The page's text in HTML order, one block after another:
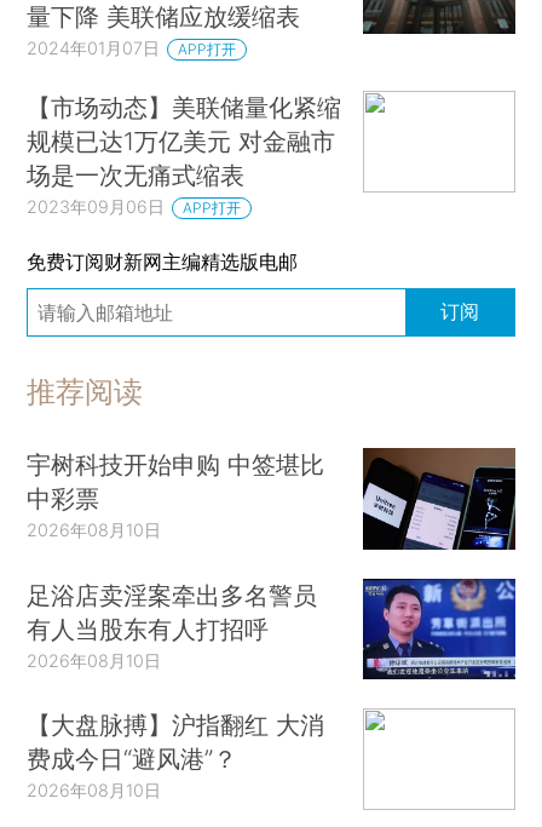
量下降 美联储应放缓缩表
2024年01月07日 APP打开
【市场动态】美联储量化紧缩
规模已达1万亿美元 对金融市
场是一次无痛式缩表
2023年09月06日 APP打开
免费订阅财新网主编精选版电邮
订阅
推荐阅读
宇树科技开始申购 中签堪比
中彩票
2026年08月10日
足浴店卖淫案牵出多名警员
有人当股东有人打招呼
2026年08月10日
【大盘脉搏】沪指翻红 大消
费成今日“避风港”？
2026年08月10日